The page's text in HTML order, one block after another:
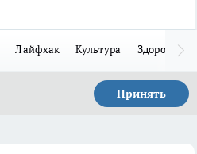
Лайфхак Культура Здоровье
Принять